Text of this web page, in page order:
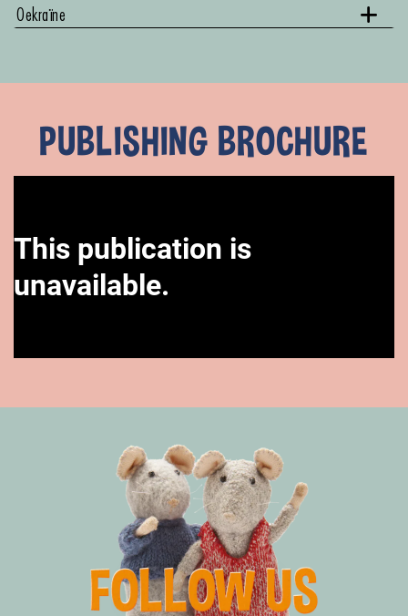
Oekraïne
PUBLISHING BROCHURE